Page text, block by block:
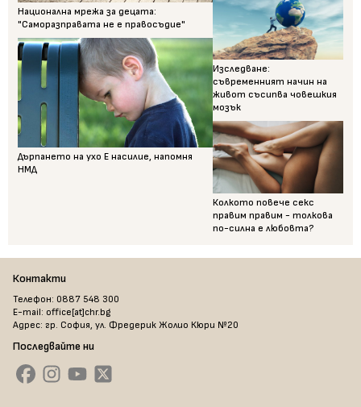
Национална мрежа за децата:
"Саморазправата не е правосъдие"
Дърпането на ухо Е насилие, напомня
НМД
Изследване:
съвременният начин на
живот съсипва човешкия
мозък
Колкото повече секс
правим правим - толкова
по-силна е любовта?
Контакти
Телефон: 0887 548 300
E-mail: office[at]chr.bg
Адрес: гр. София, ул. Фредерик Жолио Кюри №20
Последвайте ни